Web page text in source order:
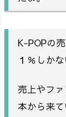
K-POPの
１％しかな
売上やフ
本から来て